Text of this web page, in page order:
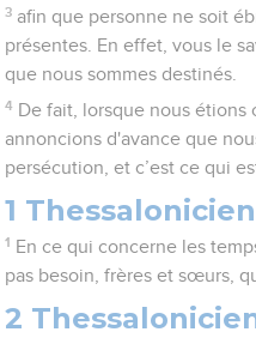
3 afin que personne ne soit
présentes. En effet, vous le
que nous sommes destinés.
4 De fait, lorsque nous étions
annoncions d'avance que
persécution, et c’est ce qui
1
1 En ce qui concerne les
pas besoin, frères et sœurs,
2